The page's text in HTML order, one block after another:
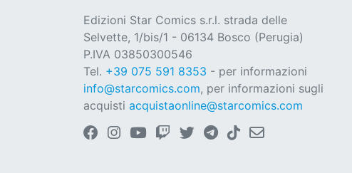
Edizioni Star Comics s.r.l. strada delle
Selvette, 1/bis/1 - 06134 Bosco (Perugia)
P.IVA 03850300546
Tel. +39 075 591 8353 - per informazioni
info@starcomics.com, per informazioni sugli
acquisti acquistaonline@starcomics.com